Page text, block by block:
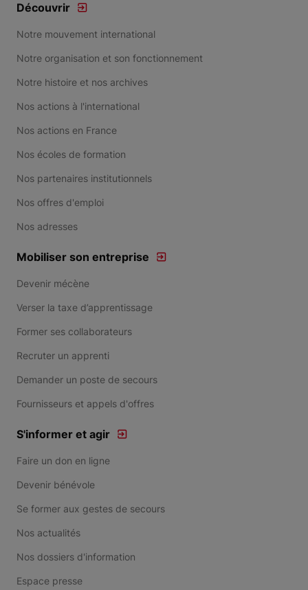
Découvrir
Notre mouvement international
Notre organisation et son fonctionnement
Notre histoire et nos archives
Nos actions à l'international
Nos actions en France
Nos écoles de formation
Nos partenaires institutionnels
Nos offres d'emploi
Nos adresses
Mobiliser son entreprise
Devenir mécène
Verser la taxe d’apprentissage
Former ses collaborateurs
Recruter un apprenti
Demander un poste de secours
Fournisseurs et appels d'offres
S'informer et agir
Faire un don en ligne
Devenir bénévole
Se former aux gestes de secours
Nos actualités
Nos dossiers d'information
Espace presse